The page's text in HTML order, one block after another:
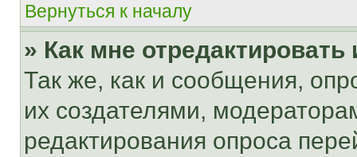
Вернуться к началу
» Как мне
Так же, как и сообщения,
их создателями,
редактирования опроса